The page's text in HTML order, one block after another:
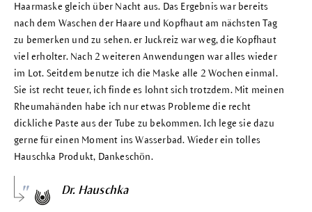
Haarmaske gleich über Nacht aus. Das Ergebnis war bereits
nach dem Waschen der Haare und Kopfhaut am nächsten Tag
zu bemerken und zu sehen. er Juckreiz war weg, die Kopfhaut
viel erholter. Nach 2 weiteren Anwendungen war alles wieder
im Lot. Seitdem benutze ich die Maske alle 2 Wochen einmal.
Sie ist recht teuer, ich finde es lohnt sich trotzdem. Mit meinen
Rheumahänden habe ich nur etwas Probleme die recht
dickliche Paste aus der Tube zu bekommen. Ich lege sie dazu
gerne für einen Moment ins Wasserbad. Wieder ein tolles
Hauschka Produkt, Dankeschön.
Dr. Hauschka